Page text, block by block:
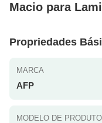
Macio para
Propriedades
MARCA
AFP
MODELO DE PRODUTO